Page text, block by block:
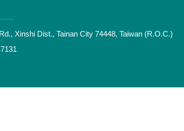
Xinshi Dist., Tainan City 74448, Taiwan (R.O.C.)